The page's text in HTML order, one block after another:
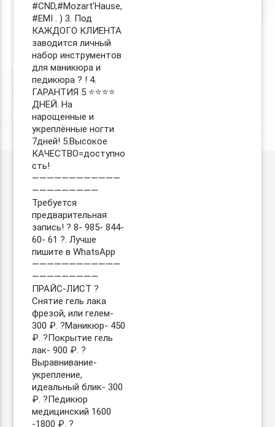
#CND,#Mozart’Hause,
#EMI . ) 3. Под
КАЖДОГО КЛИЕНТА
заводится личный
набор инструментов
для маникюра и
педикюра ? ! 4.
ГАРАНТИЯ 5 ⭐️⭐️⭐️⭐️
ДНЕЙ. На
нарощенные и
укреплённые ногти
7дней! 5.Высокое
КАЧЕСТВО=доступно
сть!
————————————
—————————
Требуется
предварительная
запись! ? 8- 985- 844-
60- 61 ?. Лучше
пишите в WhatsApp
————————————
—————————
ПРАЙС-ЛИСТ ?
Снятие гель лака
фрезой, или гелем-
300 ₽. ?Маникюр- 450
₽. ?Покрытие гель
лак- 900 ₽. ?
Выравнивание-
укрепление,
идеальный блик- 300
₽. ?Педикюр
медицинский 1600
-1800 ₽. ?